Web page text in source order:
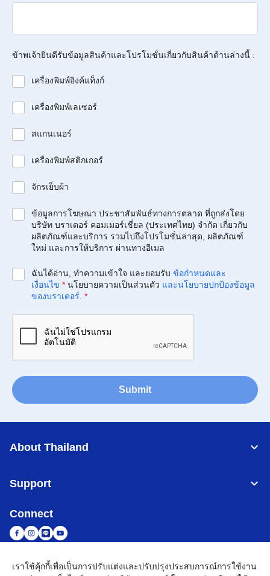
ข้าพเจ้ายินดีรับข้อมูลสินค้าและโปรโมชั่นเกี่ยวกับสินค้าด้านล่างนี้ :
เครื่องพิมพ์อิงค์แท็งก์
เครื่องพิมพ์เลเซอร์
สแกนเนอร์
เครื่องพิมพ์สติกเกอร์
จักรเย็บผ้า
ข้อมูลการโฆษณา ประชาสัมพันธ์ทางการตลาด ที่ถูกส่งโดย
บริษัท บราเดอร์ คอมเมอร์เชี่ยล (ประเทศไทย) จำกัด เกี่ยวกับ
ผลิตภัณฑ์และบริการ รวมไปถึงโปรโมชั่นล่าสุด, ผลิตภัณฑ์
ใหม่ และการให้บริการ ผ่านทางอีเมล
ฉันได้อ่าน, ทำความเข้าใจ และยอมรับ ข้อกำหนดและ
เงื่อนไข * นโยบายความเป็นส่วนตัว และนโยบายปกป้องข้อมูล
ของบราเดอร์ *
Submit
About Thailand
Support
Connect
เราใช้คุ้กกี้เพื่อเป็นการปรับแต่งและปรับปรุงประสบการณ์การใช้งาน